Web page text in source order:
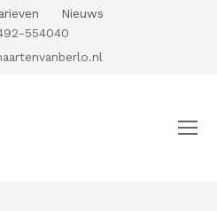
Nieuws
554040